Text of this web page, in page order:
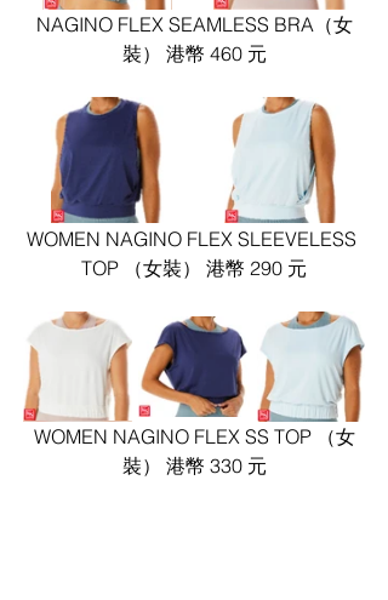
NAGINO FLEX SEAMLESS BRA（女
裝） 港幣 460 元
WOMEN NAGINO FLEX SLEEVELESS
TOP （女裝） 港幣 290 元
WOMEN NAGINO FLEX SS TOP （女
裝） 港幣 330 元